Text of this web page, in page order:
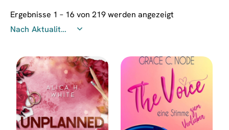
Ergebnisse 1 – 16 von 219 werden angezeigt